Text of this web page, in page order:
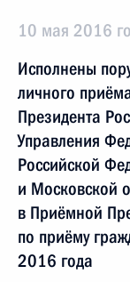
10 мая 2016
Исполнены
личного
Президента
Управления
Российской
и Московской
в Приёмной
по приёму
2016 года